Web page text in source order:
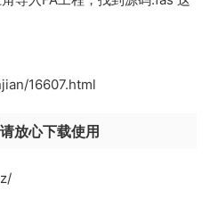
16607.html
放心下载使用